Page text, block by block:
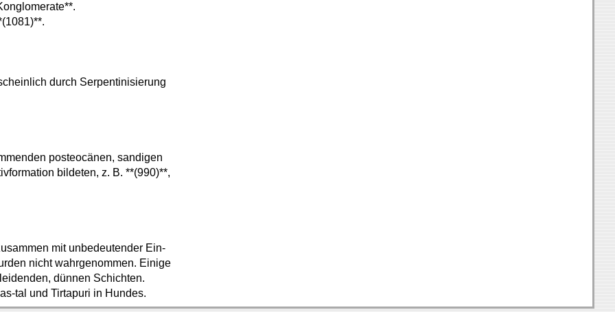
durch Serpentinisierung
posteocänen, sandigen
bildeten, z. B. **(990)**,
mit unbedeutender Ein-
nicht wahrgenommen. Einige
dünnen Schichten.
tal und Tirtapuri in Hundes.